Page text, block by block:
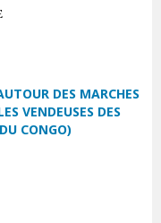
DES MARCHES
VENDEUSES DES
CONGO)